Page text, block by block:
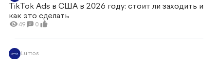
TikTok Ads в США в 2026 году: стоит ли заходить и
как это сделать
49 0
Lumos